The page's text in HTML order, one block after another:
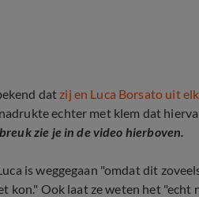
datzij en Luca Borsato uit
echter met klem dat
zie je in de video hierboven.
is weggegaan "omdat dit
kon." Ook laat ze weten het "echt